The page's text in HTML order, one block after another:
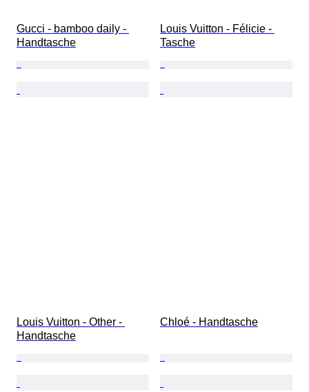
Gucci - bamboo daily -
Handtasche
Louis Vuitton - Félicie -
Tasche
Louis Vuitton - Other -
Handtasche
Chloé - Handtasche